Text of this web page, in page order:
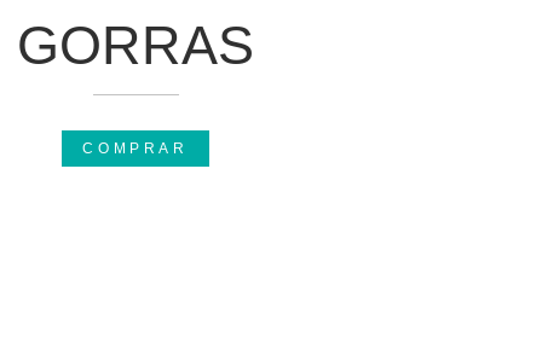
GORRAS
COMPRAR